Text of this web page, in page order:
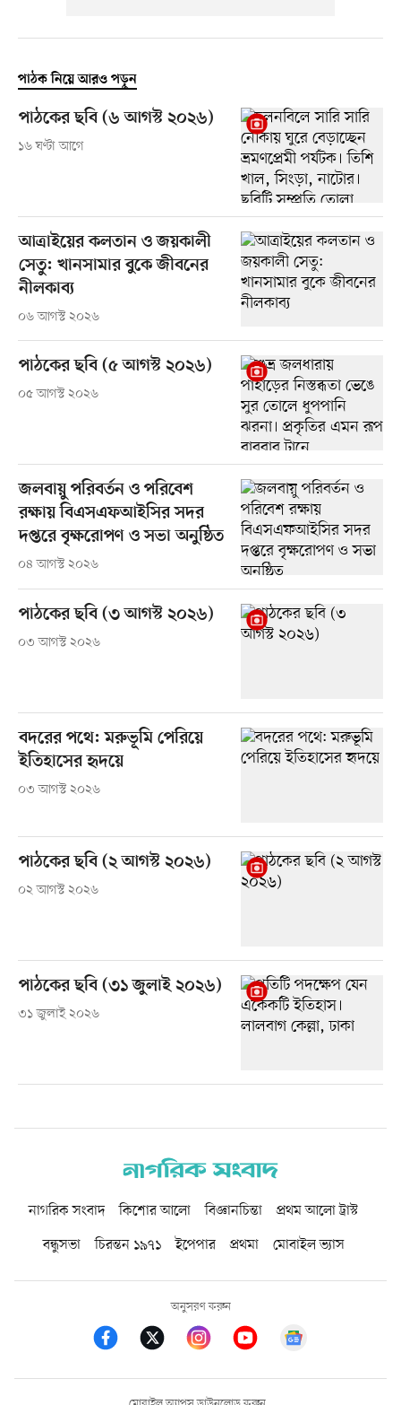
পাঠক নিয়ে আরও পড়ুন
পাঠকের ছবি (৬ আগস্ট ২০২৬)
১৬ ঘণ্টা আগে
আত্রাইয়ের কলতান ও জয়কালী
সেতু: খানসামার বুকে জীবনের
নীলকাব্য
০৬ আগস্ট ২০২৬
পাঠকের ছবি (৫ আগস্ট ২০২৬)
০৫ আগস্ট ২০২৬
জলবায়ু পরিবর্তন ও পরিবেশ
রক্ষায় বিএসএফআইসির সদর
দপ্তরে বৃক্ষরোপণ ও সভা অনুষ্ঠিত
০৪ আগস্ট ২০২৬
পাঠকের ছবি (৩ আগস্ট ২০২৬)
০৩ আগস্ট ২০২৬
বদরের পথে: মরুভূমি পেরিয়ে
ইতিহাসের হৃদয়ে
০৩ আগস্ট ২০২৬
পাঠকের ছবি (২ আগস্ট ২০২৬)
০২ আগস্ট ২০২৬
পাঠকের ছবি (৩১ জুলাই ২০২৬)
৩১ জুলাই ২০২৬
নাগরিক সংবাদ কিশোর আলো বিজ্ঞানচিন্তা
প্রথম আলো ট্রাস্ট
বন্ধুসভা
চিরন্তন ১৯৭১ ইপেপার প্রথমা মোবাইল ভ্যাস
অনুসরণ করুন